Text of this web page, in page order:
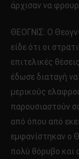
άρχισαν να
ΘΕΟΓΝΙΣ: Ο
είδε ότι οι
επιτελικές
έδωσε διαταγή να
μερικούς
παρουσιαστούν
από όπου από
εμφανίστηκαν ο
πολύ θόρυβο και